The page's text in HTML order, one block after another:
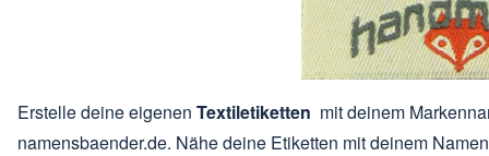
Erstelle deine eigenen Textiletiketten mit deinem
namensbaender.de. Nähe deine Etiketten mit deinem